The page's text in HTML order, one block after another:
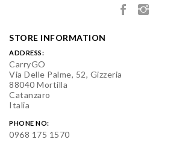
STORE INFORMATION
ADDRESS:
CarryGO
Via Delle Palme, 52, Gizzeria
88040 Mortilla
Catanzaro
Italia
PHONE NO:
0968 175 1570